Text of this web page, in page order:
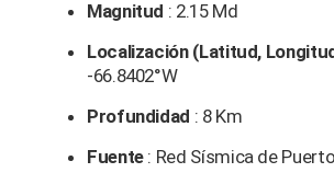
Magnitud : 2.15 Md
Localización (Latitud,
-66.8402°W
Profundidad : 8 Km
Fuente: Red Sísmica de